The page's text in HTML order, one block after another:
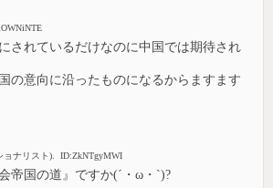
されているだけなのに中国では期待され
の意向に沿ったものになるからますます
ョナリスト). ID:ZkNTgyMWI
帝国の道』ですか(´・ω・`)?